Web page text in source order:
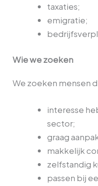
taxaties;
emigratie;
Wie we zoeken
We zoeken mensen
interesse
sector;
graag
makkelijk
zelfstandig
passen bij